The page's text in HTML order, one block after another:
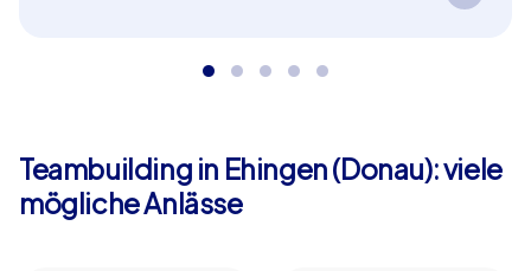
dabei Zusammenarbeit und Wissensdurst –
Teambuilding in Ehingen (Donau): viele
mögliche Anlässe